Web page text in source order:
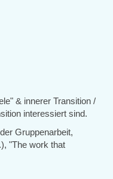
& innerer Transition /
interessiert sind.
Gruppenarbeit,
"The work that